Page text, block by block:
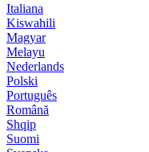
Italiana
Kiswahili
Magyar
Melayu
Nederlands
Polski
Português
Română
Shqip
Suomi